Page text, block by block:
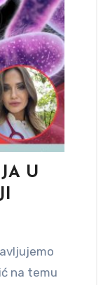
U
na temu